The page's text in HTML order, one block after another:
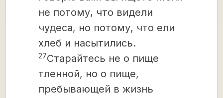
не потому, что видели
чудеса, но потому, что ели
хлеб и насытились.
27Старайтесь не о пище
тленной, но о пище,
пребывающей в жизнь